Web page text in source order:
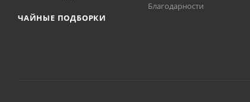
ЧАЙНЫЕ ПОДБОРКИ
Благодарности